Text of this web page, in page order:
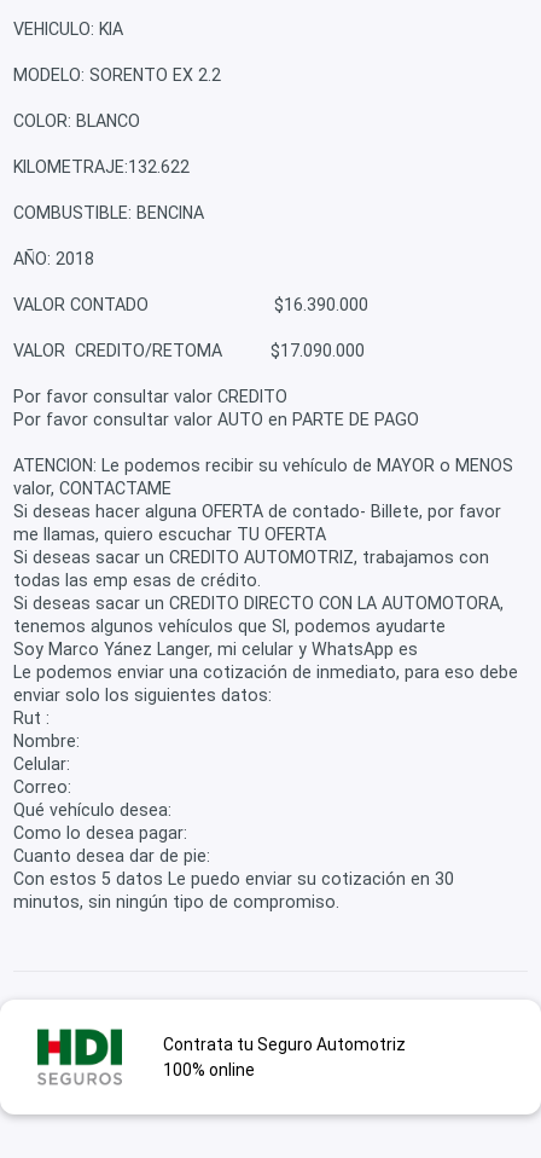
VEHICULO: KIA
MODELO: SORENTO EX 2.2
COLOR: BLANCO
KILOMETRAJE:132.622
COMBUSTIBLE: BENCINA
AÑO: 2018
VALOR CONTADO $16.390.000
VALOR CREDITO/RETOMA $17.090.000
Por favor consultar valor CREDITO
Por favor consultar valor AUTO en PARTE DE PAGO
ATENCION: Le podemos recibir su vehículo de MAYOR o MENOS
valor, CONTACTAME
Si deseas hacer alguna OFERTA de contado- Billete, por favor
me llamas, quiero escuchar TU OFERTA
Si deseas sacar un CREDITO AUTOMOTRIZ, trabajamos con
todas las emp esas de crédito.
Si deseas sacar un CREDITO DIRECTO CON LA AUTOMOTORA,
tenemos algunos vehículos que SI, podemos ayudarte
Soy Marco Yánez Langer, mi celular y WhatsApp es
Le podemos enviar una cotización de inmediato, para eso debe
enviar solo los siguientes datos:
Rut :
Nombre:
Celular:
Correo:
Qué vehículo desea:
Como lo desea pagar:
Cuanto desea dar de pie:
Con estos 5 datos Le puedo enviar su cotización en 30
minutos, sin ningún tipo de compromiso.
Contrata tu Seguro Automotriz
100% online